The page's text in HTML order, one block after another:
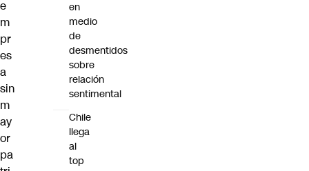
e
m
pr
es
a
sin
m
ay
or
pa
en
medio
de
desmentidos
sobre
relación
sentimental
Chile
llega
al
top